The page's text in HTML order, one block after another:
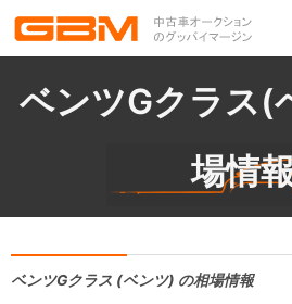
ベンツGクラス(
場情
ベンツGクラス (ベンツ) の相場情報